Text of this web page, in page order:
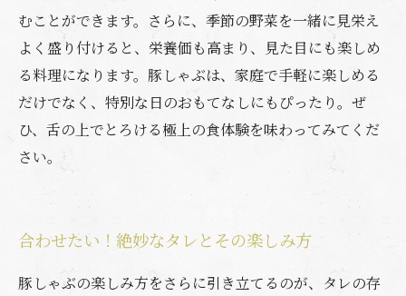
むことができます。さらに、季節の野菜を一緒に見栄え
よく盛り付けると、栄養価も高まり、見た目にも楽しめ
る料理になります。豚しゃぶは、家庭で手軽に楽しめる
だけでなく、特別な日のおもてなしにもぴったり。ぜ
ひ、舌の上でとろける極上の食体験を味わってみてくだ
さい。
合わせたい！絶妙なタレとその楽しみ方
豚しゃぶの楽しみ方をさらに引き立てるのが、タレの存